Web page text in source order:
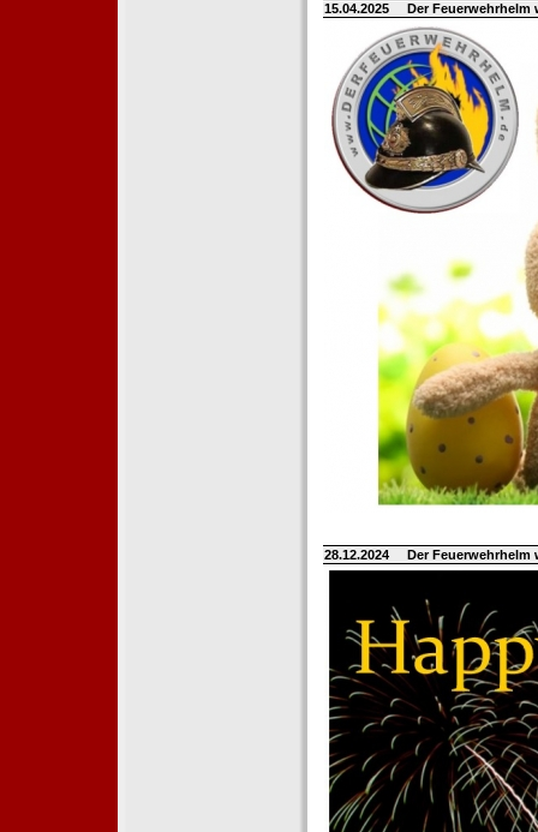
15.04.2025 Der
28.12.2024 Der